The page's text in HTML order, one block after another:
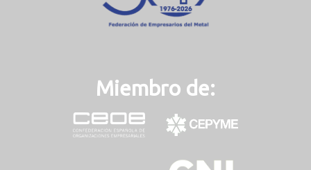
Miembro de: